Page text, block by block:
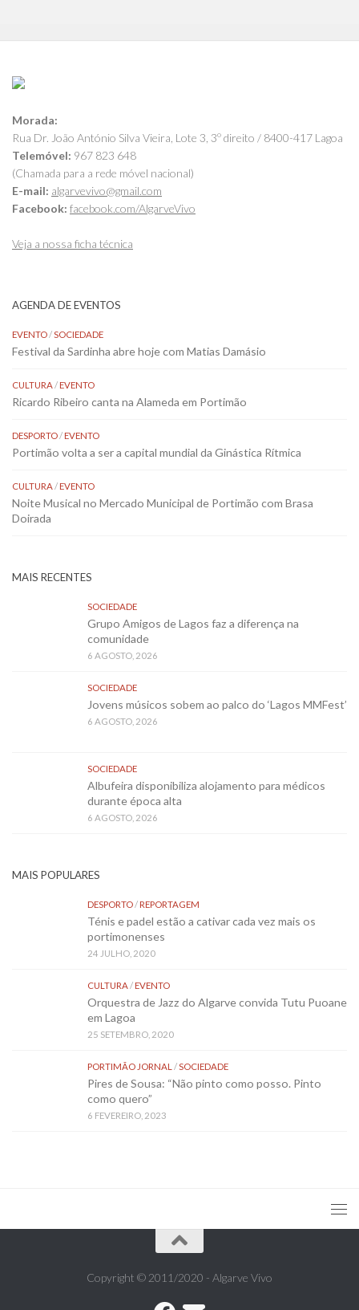
Morada:
Rua Dr. João António Silva Vieira, Lote 3, 3º direito / 8400-417 Lagoa
Telemóvel: 967 823 648
(Chamada para a rede móvel nacional)
E-mail: algarvevivo@gmail.com
Facebook: facebook.com/AlgarveVivo
Veja a nossa ficha técnica
AGENDA DE EVENTOS
EVENTO/SOCIEDADE
Festival da Sardinha abre hoje com Matias Damásio
CULTURA/EVENTO
Ricardo Ribeiro canta na Alameda em Portimão
DESPORTO/EVENTO
Portimão volta a ser a capital mundial da Ginástica Rítmica
CULTURA/EVENTO
Noite Musical no Mercado Municipal de Portimão com Brasa
Doirada
MAIS RECENTES
SOCIEDADE
Grupo Amigos de Lagos faz a diferença na
comunidade
6 AGOSTO, 2026
SOCIEDADE
Jovens músicos sobem ao palco do ‘Lagos MMFest’
6 AGOSTO, 2026
SOCIEDADE
Albufeira disponibiliza alojamento para médicos
durante época alta
6 AGOSTO, 2026
MAIS POPULARES
DESPORTO/REPORTAGEM
Ténis e padel estão a cativar cada vez mais os
portimonenses
24 JULHO, 2020
CULTURA/EVENTO
Orquestra de Jazz do Algarve convida Tutu Puoane
em Lagoa
25 SETEMBRO, 2020
PORTIMÃO JORNAL /SOCIEDADE
Pires de Sousa: “Não pinto como posso. Pinto
como quero”
6 FEVEREIRO, 2023
Copyright © 2011/2020 - Algarve Vivo